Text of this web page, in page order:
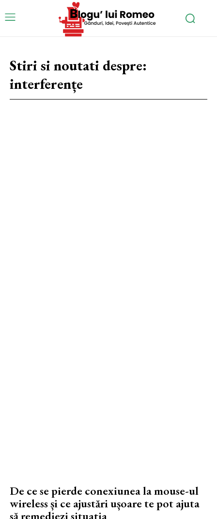
Stiri si noutati despre:
interferențe
De ce se pierde conexiunea la mouse-ul
wireless și ce ajustări ușoare te pot ajuta
să remediezi situația